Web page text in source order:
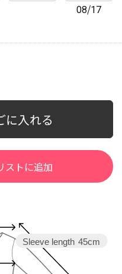
08/17
に入れる
Sleeve length 45cm